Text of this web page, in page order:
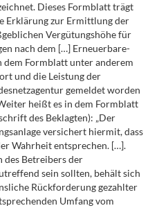
Dieses Formblatt trägt
Erklärung zur Ermittlung der
Vergütungshöhe für
nach dem […] Erneuerbare-
dem Formblatt unter anderem
und die Leistung der
gemeldet worden
heißt es in dem Formblatt
des Beklagten): „Der
versichert hiermit, dass
Wahrheit entsprechen. […].
des Betreibers der
sein sollten, behält sich
Rückforderung gezahlter
Umfang vom